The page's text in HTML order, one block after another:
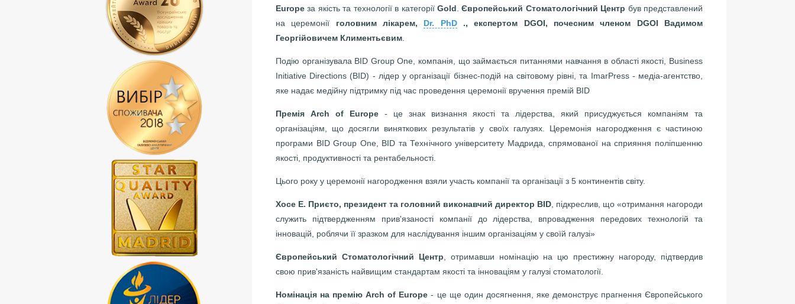
Europe за якість та технології в категорії Gold .Європейський Стоматологічний Центр був представлений
на церемонії головним лікарем, Dr. PhD., експертом DGOI, почесним членом DGOI Вадимом
Георгійовичем Климентьєвим
Подію організувала BID Group One, компанія, що займається питаннями навчання в області якості, Business
Initiative Directions (BID) - лідер у організації бізнес-подій на світовому рівні, та ImarPress - медіа-агентство,
яке надає медійну підтримку під час проведення церемонії вручення премій BID
Премія Arch of Europe- це знак визнання якості та лідерства, який присуджується компаніям та
організаціям, що досягли виняткових результатів у своїх галузях. Церемонія нагородження є частиною
програми BID Group One, BID та Технічного університету Мадрида, спрямованої на сприяння поліпшенню
якості, продуктивності та рентабельності.
Цього року у церемонії нагородження взяли участь компанії та організації з 5 континентів світу.
Хосе Е. Приєто, президент та головний виконавчий директор BID , підкреслив, що «отримання нагороди
служить підтвердженням прив'язаності компанії до лідерства, впровадження передових технологій та
інновацій, роблячи її зразком для наслідування іншим організаціям у своїй галузі»
Європейський Стоматологічний Центр , отримавши номінацію на цю престижну нагороду, підтвердив
свою прив'язаність найвищим стандартам якості та інноваціям у галузі стоматології.
Номінація на премію Arch of Europe - це ще один досягнення, яке демонструє прагнення Європейського